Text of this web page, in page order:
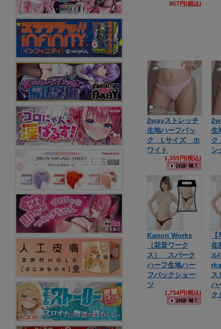
957円(税込)
2wayストレッチ
生地ハーフバッ
ク Lサイズ ホ
ワイト
1,355円(税込)
生
ン
Kanon Works
（花音ワーク
ス） スパーク
ハーフ生地ハー
フバックショー
ツ
1,754円(税込)
在
ル
ス
ハ
ク